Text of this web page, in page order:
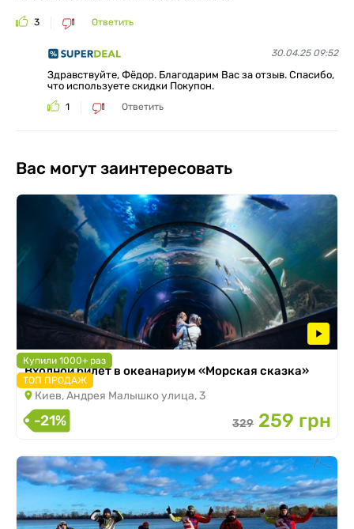
3 Ответить
30.04.25 09:52
Здравствуйте, Фёдор. Благодарим Вас за отзыв. Спасибо,
что используете скидки Покупон.
1 Ответить
Вас могут заинтересовать
Купили 1000+ раз
ТОП ПРОДАЖ
Входной билет в океанариум «Морская сказка»
Киев, Андрея Малышко улица, 3
-21% 329 259 грн